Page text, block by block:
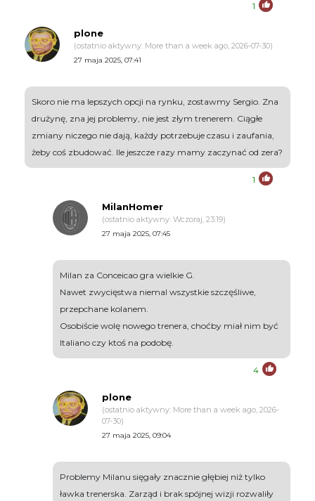
1
plone
(ostatnio aktywny: More than a week ago, 2026-07-30)
27 maja 2025, 07:41
Skoro nie ma lepszych opcji na rynku, zostawmy Sergio. Zna
drużynę, zna jej problemy, nie jest złym trenerem. Ciągłe
zmiany niczego nie dają, każdy potrzebuje czasu i zaufania,
żeby coś zbudować. Ile jeszcze razy mamy zaczynać od zera?
1
MilanHomer
(ostatnio aktywny: Wczoraj, 23:19)
27 maja 2025, 07:45
Milan za Conceicao gra wielkie G.
Nawet zwycięstwa niemal wszystkie szczęśliwe,
przepchane kolanem.
Osobiście wolę nowego trenera, choćby miał nim być
Italiano czy ktoś na podobę.
4
plone
(ostatnio aktywny: More than a week ago, 2026-
07-30)
27 maja 2025, 09:04
Problemy Milanu sięgały znacznie głębiej niż tylko
ławka trenerska. Zarząd i brak spójnej wizji rozwaliły